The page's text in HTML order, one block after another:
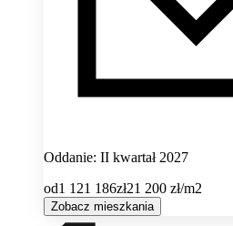
Oddanie: II kwartał 2027
od1 121 186zł21 200 zł/m2
Zobacz mieszkania